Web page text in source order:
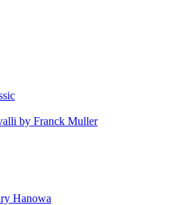
by Franck Muller
Hanowa